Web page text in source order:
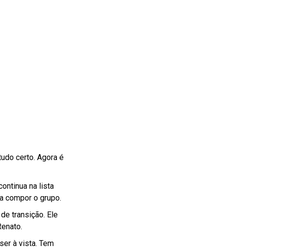
certo. Agora é
na lista
compor o grupo.
transição. Ele
à vista. Tem